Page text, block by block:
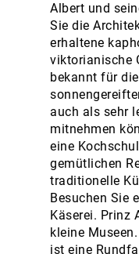
Albert und
Sie die
erhaltene
viktorianische
bekannt für
auch als sehr
mitnehmen
eine
gemütlichen
traditionelle
Besuchen Sie
Käserei. Prinz
kleine
ist eine